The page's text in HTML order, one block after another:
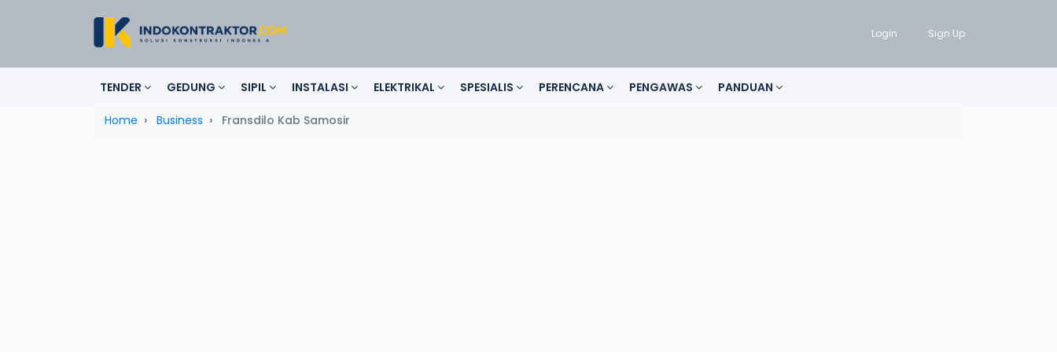
Login Sign Up
TENDER GEDUNG SIPIL INSTALASI ELEKTRIKAL SPESIALIS PERENCANA PENGAWAS PANDUAN
Home Business Fransdilo Kab Samosir